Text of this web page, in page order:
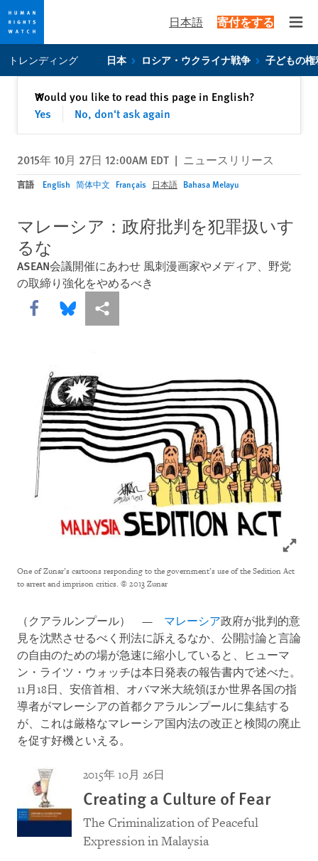
privacy
content
日本語 寄付をする
トレンディング 日本 ロシア・ウクライナ戦争 子どもの権
Would you like to read this page in English?
Yes
No, don't ask again
✕閉じる
2015年 10月 27日 12:00AM EDT | ニュースリリース
言語 English 简体中文 Français 日本語 Bahasa Melayu
マレーシア：政府批判を犯罪扱いす
るな
ASEAN会議開催にあわせ 風刺漫画家やメディア、野党
の取締り強化をやめるべき
Share this via Facebook
Share this via Bluesky
More sharing options
Click
One of Zunar’s cartoons responding to the government’s use of the Sedition Act
to arrest and imprison critics. © 2013 Zunar
（クアラルンプール） — マレーシア政府が批判的意
見を沈黙させるべく刑法に訴えるなか、公開討論と言論
の自由のための場が急速に縮小していると、ヒューマ
ン・ライツ・ウォッチは本日発表の報告書内で述べた。
11月18日、安倍首相、オバマ米大統領ほか世界各国の指
導者がマレーシアの首都クアラルンプールに集結する
が、これは厳格なマレーシア国内法の改正と検閲の廃止
を促す好機といえる。
2015年 10月 26日
Creating a Culture of Fear
The Criminalization of Peaceful
Expression in Malaysia